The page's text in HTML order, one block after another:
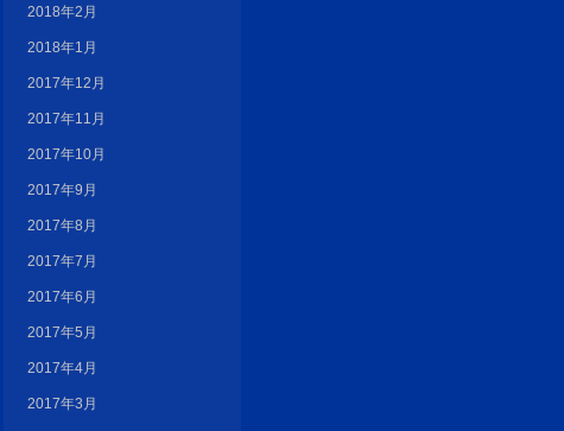
2018年2月
2018年1月
2017年12月
2017年11月
2017年10月
2017年9月
2017年8月
2017年7月
2017年6月
2017年5月
2017年4月
2017年3月